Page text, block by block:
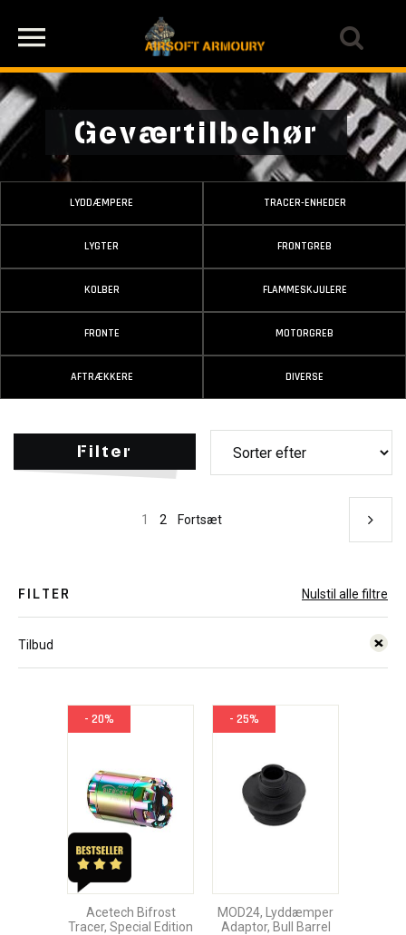
Geværtilbehør
LYDDÆMPERE TRACER-ENHEDER
LYGTER FRONTGREB
KOLBER FLAMMESKJULERE
FRONTE MOTORGREB
AFTRÆKKERE DIVERSE
Filter
1 2 Fortsæt
FILTER Nulstil alle filtre
Tilbud
- 20%
Acetech Bifrost
Tracer, Special Edition
- 25%
MOD24, Lyddæmper
Adaptor, Bull Barrel